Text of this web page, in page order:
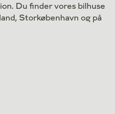
Du finder vores bilhuse
Storkøbenhavn og på